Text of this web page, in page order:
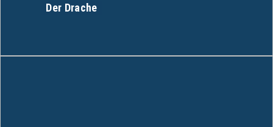
Der Drache